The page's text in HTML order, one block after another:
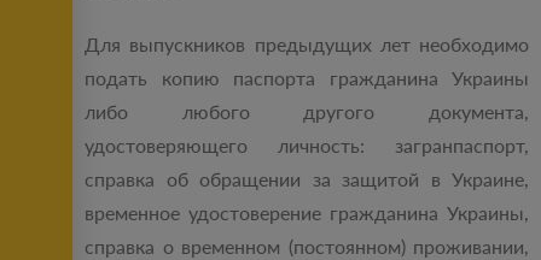
Для выпускников предыдущих лет необходимо
подать копию паспорта гражданина Украины
либо любого другого документа,
удостоверяющего личность: загранпаспорт,
справка об обращении за защитой в Украине,
временное удостоверение гражданина Украины,
справка о временном (постоянном) проживании,